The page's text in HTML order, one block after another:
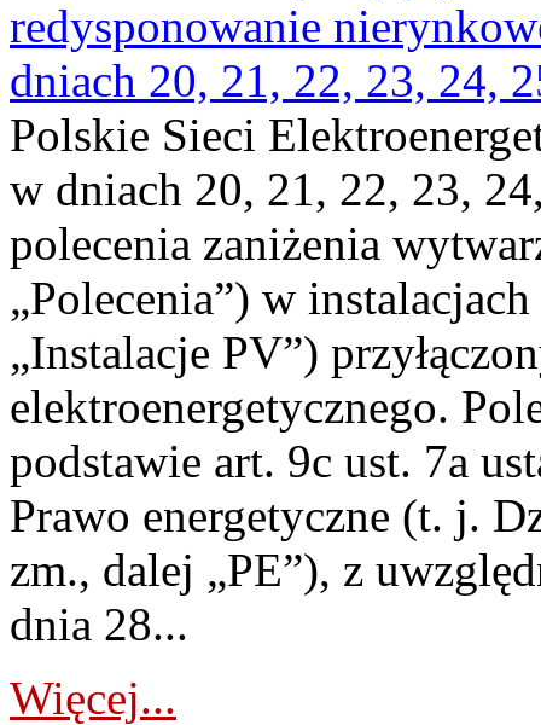
redysponowanie
dniach 20, 21, 22, 23, 24,
Polskie Sieci
w dniach 20, 21, 22, 23,
polecenia zaniżenia
„Polecenia”) w
„Instalacje PV”)
elektroenergetycznego.
podstawie art. 9c ust. 7a
Prawo energetyczne (t. j.
zm., dalej „PE”), z
dnia 28...
Więcej...